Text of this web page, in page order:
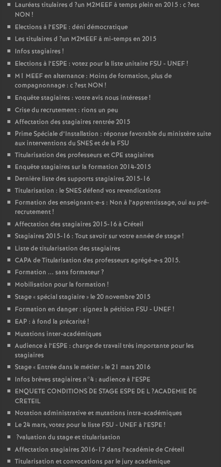
Lauréats titulaires d ?un M2MEEFà temps plein en 2015 : c?est
NON !
Elections à l’ESPE : déni démocratique
Les titulaires d ?un M2MEEFà mi-temps en 2015
Infos stagiaires !
Elections à l’ESPE : votez pour la liste unitaire FSU - UNEF!
M1 MEEFen alternance : Moins de formation, plus de
compagnonnage : c?est NON !
Enquête stagiaires : votre avis nous intéresse!
Crise du recrutement : rions un peu
Affectation des stagiaires rentrée 2015
Prime Spéciale d’Installation : réponse favorable du ministère suite
aux interventions duSNESet de la FSU
Titularisation des professeurs etCPE stagiaires
Enquête stagiaires sur la formation 2014-2015
Dernière liste des supports stagiaires 2015-16
Titularisation : leSNESdéfend vos revendications
Formation des enseignant-e-s : Non à l’apprentissage, oui au pré-
recrutement!
Affectation des stagiaires 2015-16 à Créteil
Stagiaires 2015-16 : Tout savoir sur votre année de stage!
Liste de titularisation des stagiaires
CAPAde Titularisation des professeurs agrégé-e-s 2015.
Formation ... sans formateur?
Mobilisation pour la formation !
Stage «spécial stagiaire» le 20 novembre 2015
Formation en danger : signez la pétition FSU - UNEF!
EAP : à fond la précarité!
Mutations inter-académiques
Audience à l’ESPE : charge de travail très importante pour les
stagiaires
Stage « Entrée dans le métier» le 21 mars 2016
Infos brèves stagiaires n°4 : audience à l’ESPE
ENQUETE CONDITIONS DE STAGE ESPE DE L?ACADEMIE DE
CRETEIL
Notation administrative et mutations intra-académiques
Le 24 mars, votez pour la liste FSU - UNEFà l’ESPE !
?valuation du stage et titularisation
Affectation stagiaires 2016-17 dans l’académie de Créteil
Titularisation et convocations par le jury académique